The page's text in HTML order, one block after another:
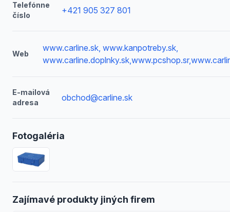
Telefónne
číslo
+421 905 327 801
Web
www.carline.sk, www.kanpotreby.sk,
E-mailová
adresa
obchod@carline.sk
Fotogaléria
Zajímavé produkty jiných firem